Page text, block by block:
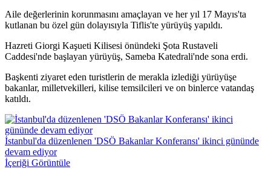
Aile değerlerinin korunmasını amaçlayan ve her yıl 17 Mayıs'ta
kutlanan bu özel gün dolayısıyla Tiflis'te yürüyüş yapıldı.
Hazreti Giorgi Kaşueti Kilisesi önündeki Şota Rustaveli
Caddesi'nde başlayan yürüyüş, Sameba Katedrali'nde sona erdi.
Başkenti ziyaret eden turistlerin de merakla izlediği yürüyüşe
bakanlar, milletvekilleri, kilise temsilcileri ve on binlerce vatandaş
katıldı.
İstanbul'da düzenlenen 'DSÖ Bakanlar Konferansı' ikinci gününde
devam ediyor
İçeriği Görüntüle